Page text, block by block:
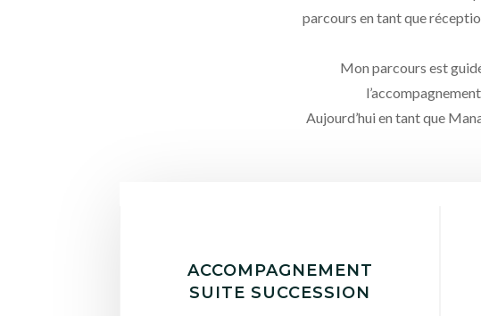
parcours en tant que
Mon parcours est
Aujourd’hui en tant que
ACCOMPAGNEMENT
SUITE SUCCESSION